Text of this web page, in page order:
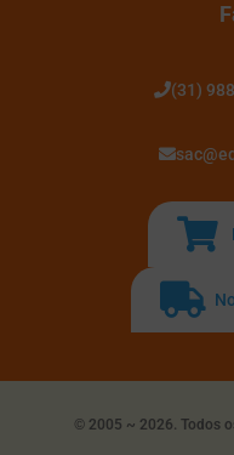
(31)
© 2005 ~ 2026. Todos